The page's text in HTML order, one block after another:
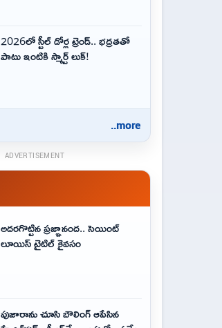
2026లో స్టీల్ డోర్ల ట్రెండ్.. భద్రతతో
పాటు ఇంటికి స్మార్ట్ లుక్!
..more
ADVERTISEMENT
అదరగొట్టిన ప్రజ్ఞానంద.. సెయింట్‌
లూయిస్ టైటిల్‌ కైవసం
పుజారాను చూసి బౌలింగ్ ఆపేసిన